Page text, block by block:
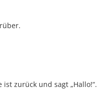
zurück und sagt „Hallo!“.